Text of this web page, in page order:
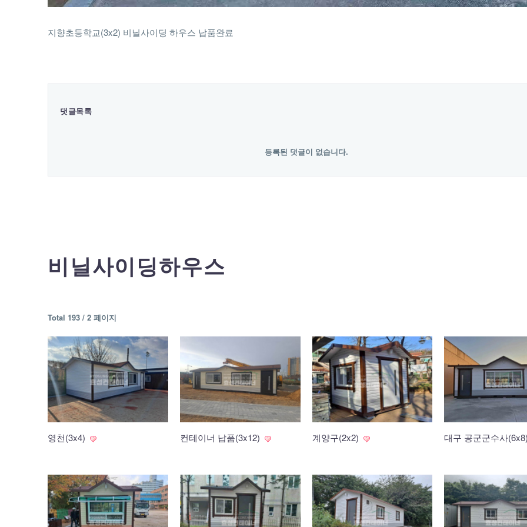
지향초등학교(3x2) 비닐사이딩 하우스 납품완료
댓글목록
등록된 댓글이 없습니다.
비닐사이딩하우스
Total 193 / 2 페이지
영천(3x4) 컨테이너 납품(3x12) 계양구(2x2) 대구 공군군수사